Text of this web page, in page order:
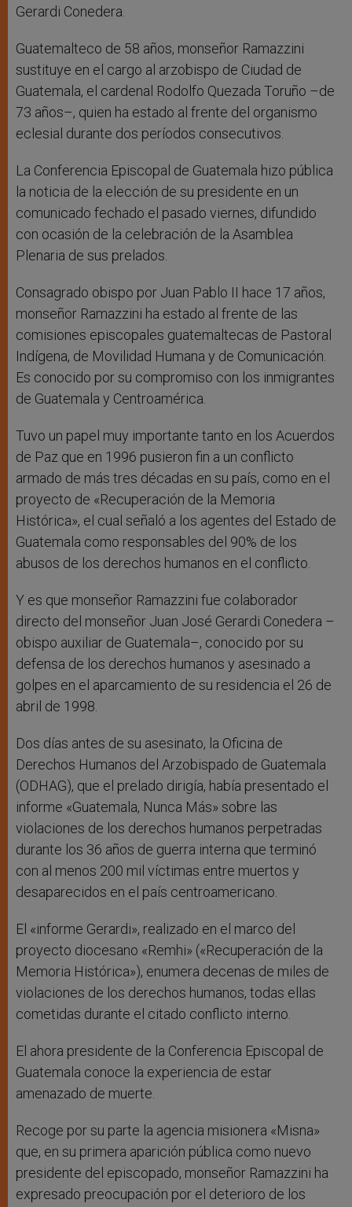
Gerardi Conedera.
Guatemalteco de 58 años, monseñor Ramazzini
sustituye en el cargo al arzobispo de Ciudad de
Guatemala, el cardenal Rodolfo Quezada Toruño –de
73 años–, quien ha estado al frente del organismo
eclesial durante dos períodos consecutivos.
La Conferencia Episcopal de Guatemala hizo pública
la noticia de la elección de su presidente en un
comunicado fechado el pasado viernes, difundido
con ocasión de la celebración de la Asamblea
Plenaria de sus prelados.
Consagrado obispo por Juan Pablo II hace 17 años,
monseñor Ramazzini ha estado al frente de las
comisiones episcopales guatemaltecas de Pastoral
Indígena, de Movilidad Humana y de Comunicación.
Es conocido por su compromiso con los inmigrantes
de Guatemala y Centroamérica.
Tuvo un papel muy importante tanto en los Acuerdos
de Paz que en 1996 pusieron fin a un conflicto
armado de más tres décadas en su país, como en el
proyecto de «Recuperación de la Memoria
Histórica», el cual señaló a los agentes del Estado de
Guatemala como responsables del 90% de los
abusos de los derechos humanos en el conflicto.
Y es que monseñor Ramazzini fue colaborador
directo del monseñor Juan José Gerardi Conedera –
obispo auxiliar de Guatemala–, conocido por su
defensa de los derechos humanos y asesinado a
golpes en el aparcamiento de su residencia el 26 de
abril de 1998.
Dos días antes de su asesinato, la Oficina de
Derechos Humanos del Arzobispado de Guatemala
(ODHAG), que el prelado dirigía, había presentado el
informe «Guatemala, Nunca Más» sobre las
violaciones de los derechos humanos perpetradas
durante los 36 años de guerra interna que terminó
con al menos 200 mil víctimas entre muertos y
desaparecidos en el país centroamericano.
El «informe Gerardi», realizado en el marco del
proyecto diocesano «Remhi» («Recuperación de la
Memoria Histórica»), enumera decenas de miles de
violaciones de los derechos humanos, todas ellas
cometidas durante el citado conflicto interno.
El ahora presidente de la Conferencia Episcopal de
Guatemala conoce la experiencia de estar
amenazado de muerte.
Recoge por su parte la agencia misionera «Misna»
que, en su primera aparición pública como nuevo
presidente del episcopado, monseñor Ramazzini ha
expresado preocupación por el deterioro de los